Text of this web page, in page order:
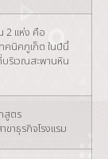
2 แห่ง คือ
คนิคภูเก็ต ในปีนี้
ริเวณสะพานหิน
สูตร
าธุรกิจโรงแรม